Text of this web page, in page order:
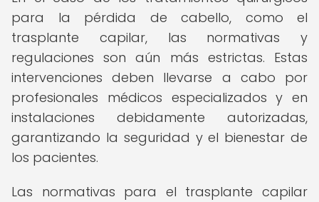
para la pérdida de cabello, como el
trasplante capilar, las normativas y
regulaciones son aún más estrictas. Estas
intervenciones deben llevarse a cabo por
profesionales médicos especializados y en
instalaciones debidamente autorizadas,
garantizando la seguridad y el bienestar de
los pacientes.
Las normativas para el trasplante capilar